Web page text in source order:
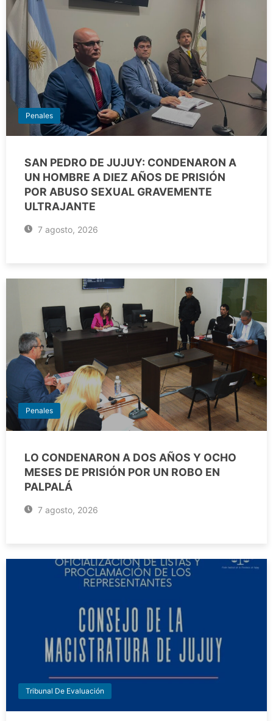
Penales
SAN PEDRO DE JUJUY: CONDENARON A
UN HOMBRE A DIEZ AÑOS DE PRISIÓN
POR ABUSO SEXUAL GRAVEMENTE
ULTRAJANTE
7 agosto, 2026
Penales
LO CONDENARON A DOS AÑOS Y OCHO
MESES DE PRISIÓN POR UN ROBO EN
PALPALÁ
7 agosto, 2026
Tribunal De Evaluación